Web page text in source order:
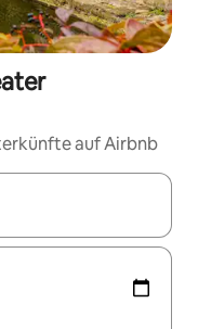
auf Airbnb
mit den